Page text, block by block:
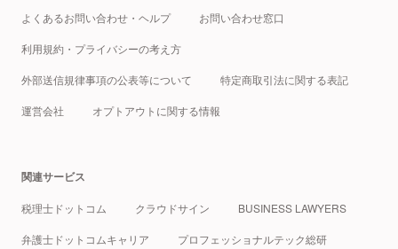
よくあるお問い合わせ・ヘルプ お問い合わせ窓口
利用規約・プライバシーの考え方
外部送信規律事項の公表等について 特定商取引法に関する表記
運営会社 オプトアウトに関する情報
関連サービス
税理士ドットコム クラウドサイン BUSINESS LAWYERS
弁護士ドットコムキャリア プロフェッショナルテック総研